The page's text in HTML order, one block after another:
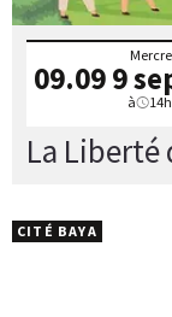
La Liberté
09.099
à
CITÉ BAYA